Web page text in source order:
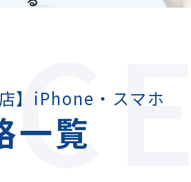
】iPhone・スマホ
一覧